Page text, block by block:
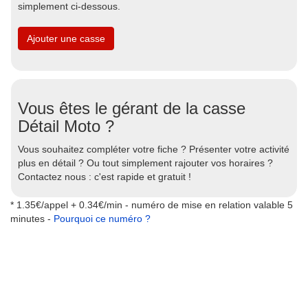
simplement ci-dessous.
Ajouter une casse
Vous êtes le gérant de la casse
Détail Moto ?
Vous souhaitez compléter votre fiche ? Présenter votre activité
plus en détail ? Ou tout simplement rajouter vos horaires ?
Contactez nous : c'est rapide et gratuit !
* 1.35€/appel + 0.34€/min - numéro de mise en relation valable 5
minutes - Pourquoi ce numéro ?